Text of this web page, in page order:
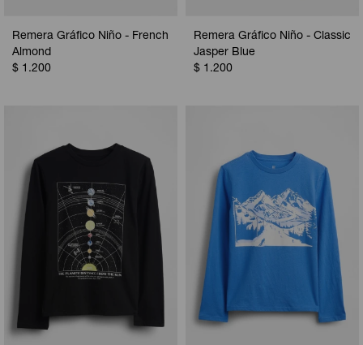
Remera Gráfico Niño - French
Almond
$ 1.200
Remera Gráfico Niño - Classic
Jasper Blue
$ 1.200